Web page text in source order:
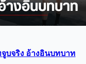
บจริง อ้างอินบทบาท